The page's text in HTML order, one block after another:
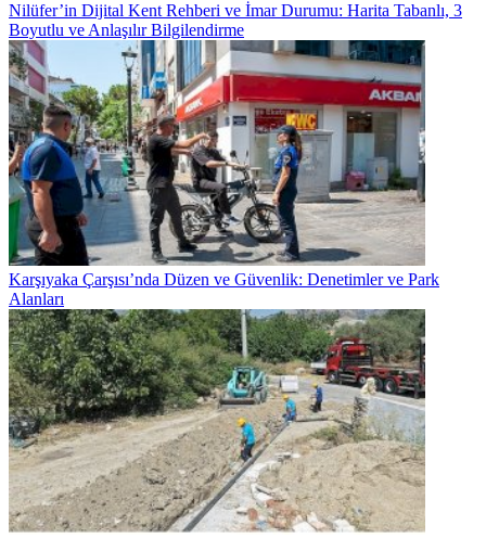
Nilüfer’in Dijital Kent Rehberi ve İmar Durumu: Harita Tabanlı, 3
Boyutlu ve Anlaşılır Bilgilendirme
Karşıyaka Çarşısı’nda Düzen ve Güvenlik: Denetimler ve Park
Alanları